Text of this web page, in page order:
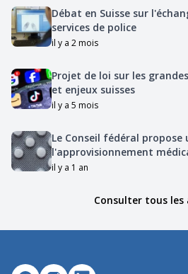
Débat en Suisse sur
services de police
il y a 2 mois
Projet de loi sur les
et enjeux suisses
il y a 5 mois
Le Conseil fédéral
l'approvisionnement
il y a 1 an
Consulter tous les